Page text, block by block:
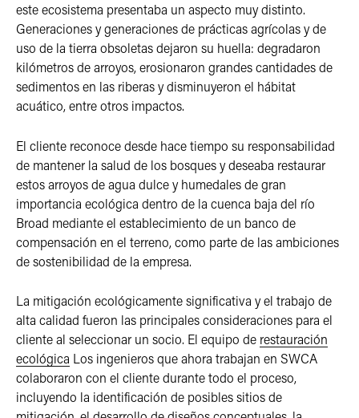
este ecosistema presentaba un aspecto muy distinto.
Generaciones y generaciones de prácticas agrícolas y de
uso de la tierra obsoletas dejaron su huella: degradaron
kilómetros de arroyos, erosionaron grandes cantidades de
sedimentos en las riberas y disminuyeron el hábitat
acuático, entre otros impactos.
El cliente reconoce desde hace tiempo su responsabilidad
de mantener la salud de los bosques y deseaba restaurar
estos arroyos de agua dulce y humedales de gran
importancia ecológica dentro de la cuenca baja del río
Broad mediante el establecimiento de un banco de
compensación en el terreno, como parte de las ambiciones
de sostenibilidad de la empresa.
La mitigación ecológicamente significativa y el trabajo de
alta calidad fueron las principales consideraciones para el
cliente al seleccionar un socio. El equipo de restauración
ecológica Los ingenieros que ahora trabajan en SWCA
colaboraron con el cliente durante todo el proceso,
incluyendo la identificación de posibles sitios de